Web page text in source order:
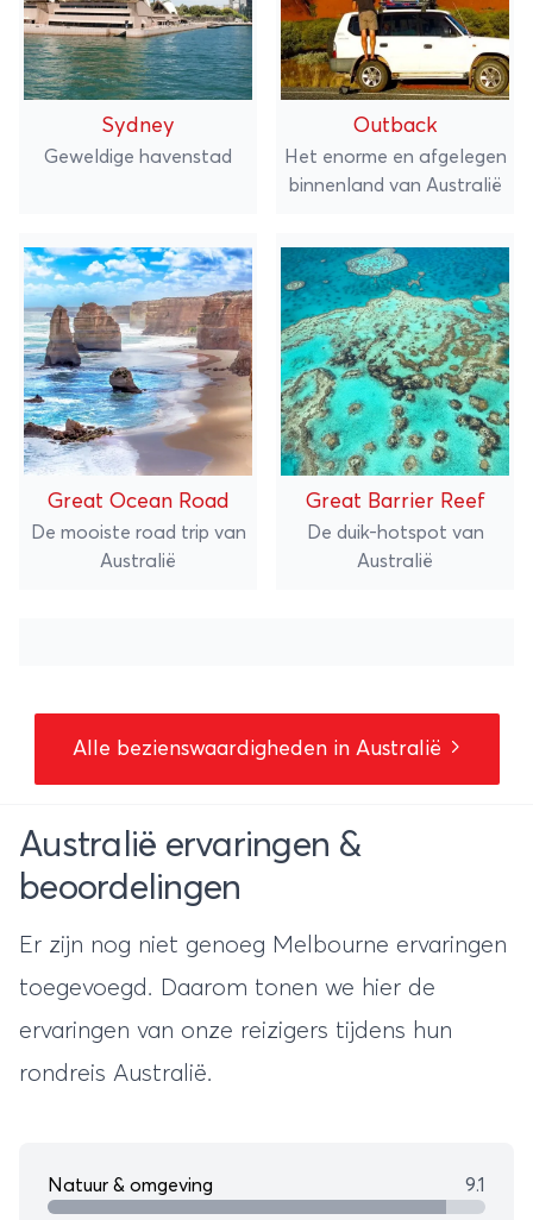
Sydney
Geweldige havenstad
Outback
Het enorme en afgelegen
binnenland van Australië
Great Ocean Road
De mooiste road trip van
Australië
Great Barrier Reef
De duik-hotspot van
Australië
Alle bezienswaardigheden in Australië
Australië ervaringen &
beoordelingen
Er zijn nog niet genoeg Melbourne ervaringen
toegevoegd. Daarom tonen we hier de
ervaringen van onze reizigers tijdens hun
rondreis Australië.
Natuur & omgeving 9.1